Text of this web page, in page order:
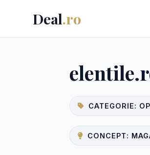
Deal.ro
CATEGORIE:
CONCEPT: